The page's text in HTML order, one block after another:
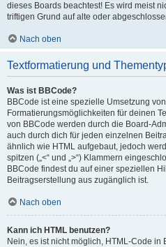
dieses Boards beachtest! Es wird meist
triftigen Grund auf alte oder
Nach oben
Textformatierung und
Was ist BBCode?
BBCode ist eine spezielle Umsetzung
Formatierungsmöglichkeiten für deinen
von BBCode werden durch die Board-
auch durch dich für jeden einzelnen
ähnlich wie HTML aufgebaut, jedoch
spitzen („<“ und „>“) Klammern
BBCode findest du auf einer speziellen
Beitragserstellung aus zugänglich ist.
Nach oben
Kann ich HTML benutzen?
Nein, es ist nicht möglich, HTML-Code